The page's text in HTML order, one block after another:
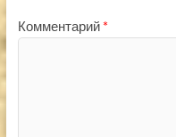
Комментарий *